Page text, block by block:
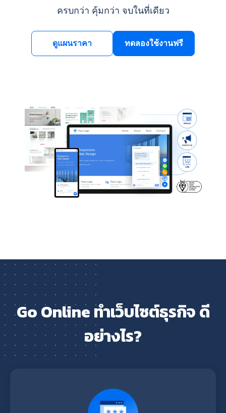
ครบกว่า คุ้มกว่า จบในที่เดียว
ดูแผนราคา ทดลองใช้งานฟรี
Go Online ทำเว็บไซต์ธุรกิจ ดี
อย่างไร?